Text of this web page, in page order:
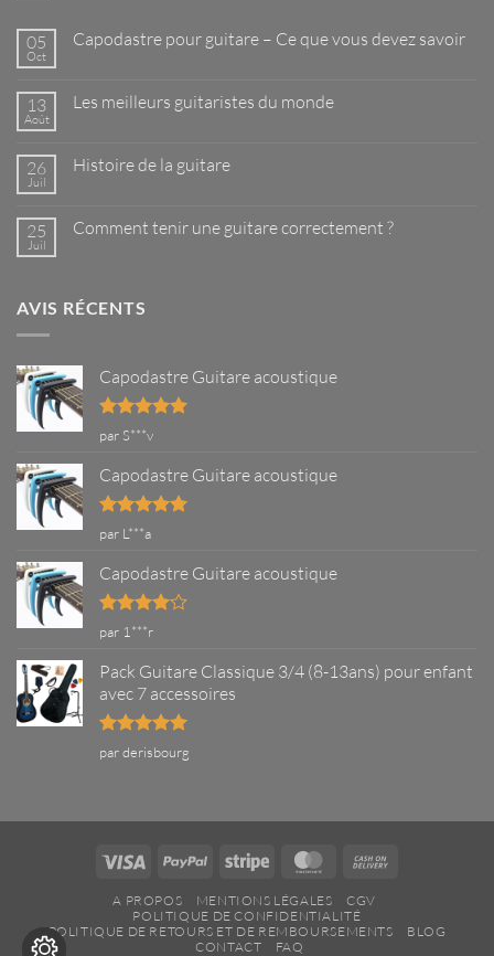
05
Oct
Capodastre pour guitare – Ce que vous devez savoir
Capodastre
Ce
que
13
Août
Les meilleurs guitaristes du monde
Les
monde
26
Juil
Histoire de la guitare
Histoire
25
Juil
Comment tenir une guitare correctement ?
tenir
?
AVIS RÉCENTS
Capodastre Guitare acoustique
Note5sur
par S***v
Capodastre Guitare acoustique
Note5
par L***a
Capodastre Guitare acoustique
Note4
par 1***r
Pack Guitare Classique 3/4 (8-13ans) pour enfant
avec 7 accessoires
Note5sur
par derisbourg
Visa PayPal Stripe MasterCard
A PROPOS MENTIONS LÉGALES
CGV
POLITIQUE DE CONFIDENTIALITÉ
POLITIQUE DE RETOURS ET DE REMBOURSEMENTS
BLOG
CONTACT
FAQ